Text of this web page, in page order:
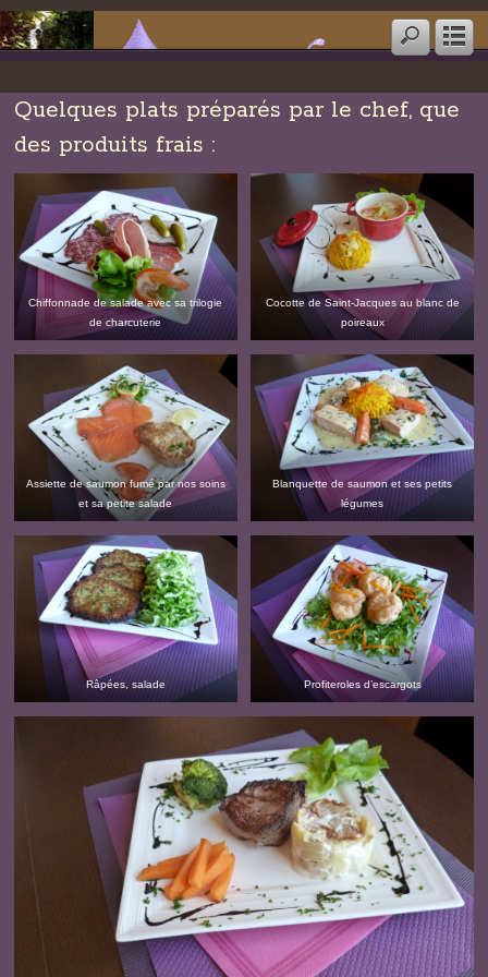
Quelques plats préparés par le chef, que
des produits frais :
Chiffonnade de salade avec sa trilogie
de charcuterie
Cocotte de Saint-Jacques au blanc de
poireaux
Assiette de saumon fumé par nos soins
et sa petite salade
Blanquette de saumon et ses petits
légumes
Râpées, salade Profiteroles d’escargots